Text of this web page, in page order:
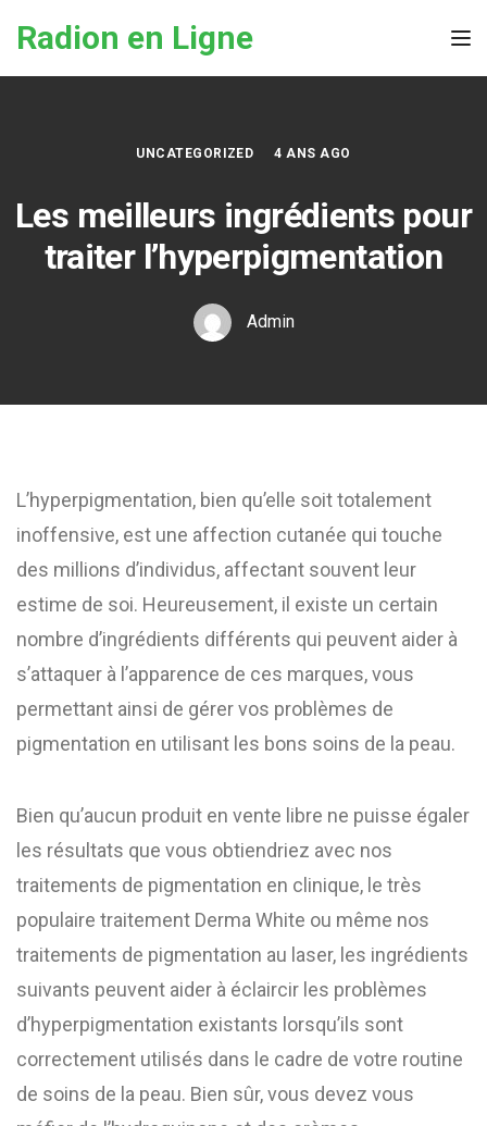
Radion en Ligne
UNCATEGORIZED 4 ANS AGO
Les meilleurs ingrédients pour
traiter l’hyperpigmentation
Admin
L’hyperpigmentation, bien qu’elle soit totalement
inoffensive, est une affection cutanée qui touche
des millions d’individus, affectant souvent leur
estime de soi. Heureusement, il existe un certain
nombre d’ingrédients différents qui peuvent aider à
s’attaquer à l’apparence de ces marques, vous
permettant ainsi de gérer vos problèmes de
pigmentation en utilisant les bons soins de la peau.
Bien qu’aucun produit en vente libre ne puisse égaler
les résultats que vous obtiendriez avec nos
traitements de pigmentation en clinique, le très
populaire traitement Derma White ou même nos
traitements de pigmentation au laser, les ingrédients
suivants peuvent aider à éclaircir les problèmes
d’hyperpigmentation existants lorsqu’ils sont
correctement utilisés dans le cadre de votre routine
de soins de la peau. Bien sûr, vous devez vous